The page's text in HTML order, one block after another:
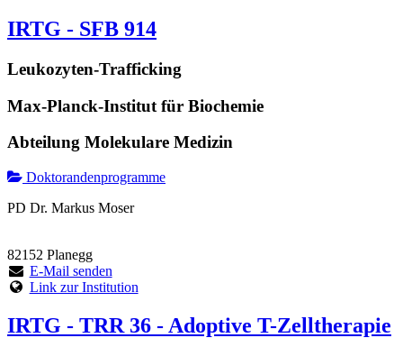
IRTG - SFB 914
Leukozyten-Trafficking
Max-Planck-Institut für Biochemie
Abteilung Molekulare Medizin
Doktorandenprogramme
PD Dr. Markus Moser
82152 Planegg
E-Mail senden
Link zur Institution
IRTG - TRR 36 - Adoptive T-Zelltherapie